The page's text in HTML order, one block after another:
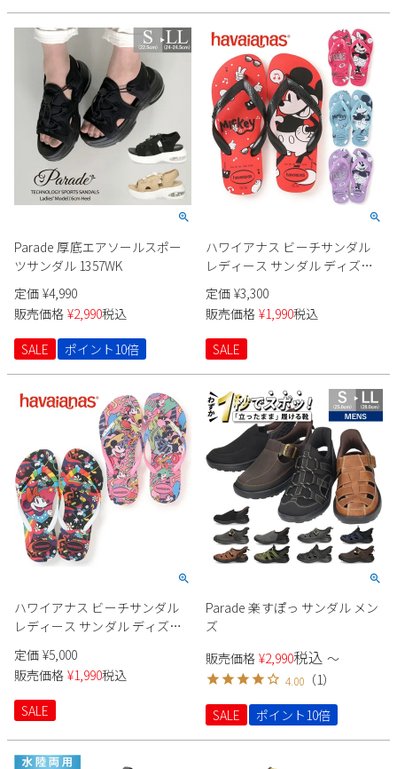
Parade 厚底エアソールスポー
ツサンダル 1357WK
定価 ¥4,990
販売価格 ¥2,990税込
SALE
ポイント10倍
ハワイアナス ビーチサンダル
レディース サンダル ディズニ
ー コラボ 4139412 TOP DISNEY
SANDAL ビーサン ハワイ
havaianas
定価 ¥3,300
販売価格 ¥1,990税込
SALE
ハワイアナス ビーチサンダル
レディース サンダル ディズニ
ー コラボ 4147020 SLIM DISNEY
STYLISH SANDAL ビーサン ハワ
イ havaianas
定価 ¥5,000
販売価格 ¥1,990税込
SALE
Parade 楽すぽっ サンダル メン
ズ
販売価格 ¥2,990税込 〜
4.00 （1）
SALE
ポイント10倍